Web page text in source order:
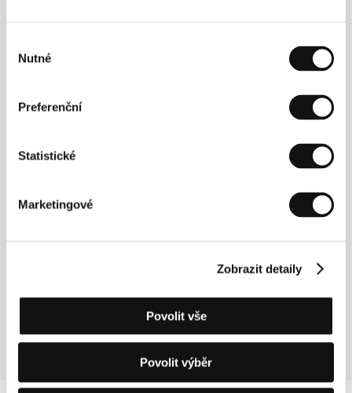
souhlasu
Nutné
Preferenční
Statistické
Marketingové
Zobrazit detaily
Povolit vše
Povolit výběr
vystudoval historii na leningradské univerzitě, poté
na moskevském VGIK v ročníku Sergeje Gerasimova.
Začínal krátkými snímky, v roce 1989 získal cenu
Millionaire (1988), Třetí planeta (1990), Čekista